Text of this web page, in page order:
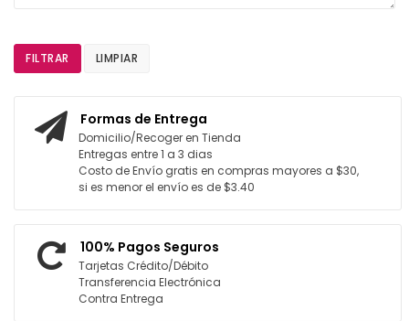
FILTRAR LIMPIAR
Formas de Entrega
Domicilio/Recoger en Tienda
Entregas entre 1 a 3 dias
Costo de Envío gratis en compras mayores a $30,
si es menor el envío es de $3.40
100% Pagos Seguros
Tarjetas Crédito/Débito
Transferencia Electrónica
Contra Entrega